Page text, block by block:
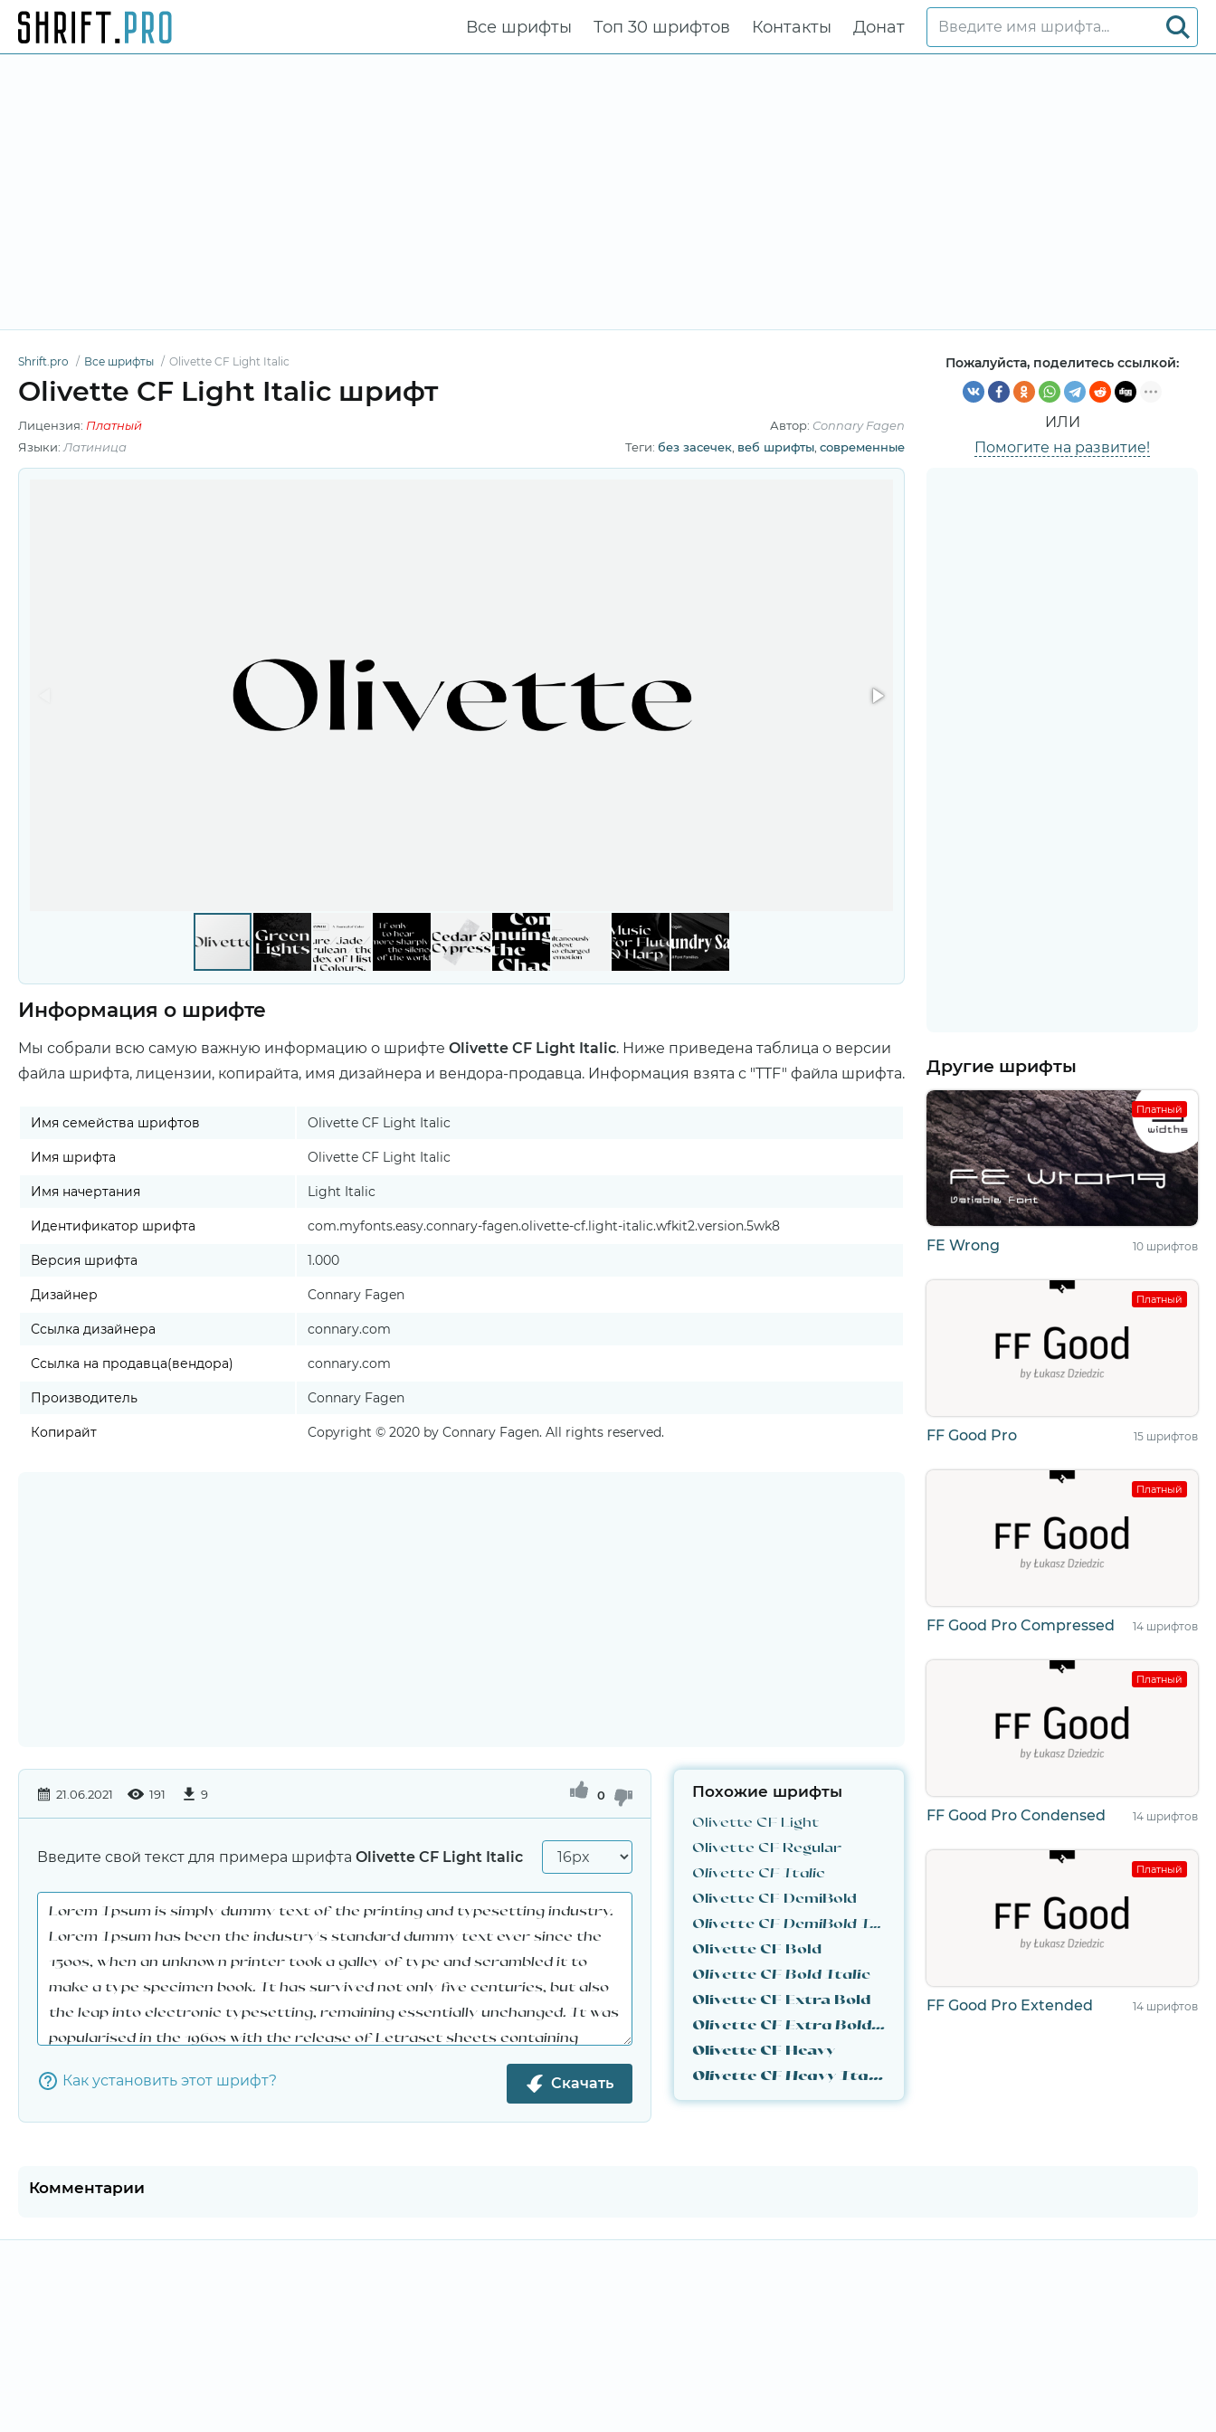
Все шрифты Топ 30 шрифтов Контакты Донат
Shrift.pro Все шрифты Olivette CF Light Italic
Olivette CF Light Italic шрифт
Лицензия: Платный Автор: Connary Fagen
Языки: Латиница Теги: без засечек веб шрифты современные
Пожалуйста, поделитесь ссылкой:
ИЛИ
Помогите на развитие!
Информация о шрифте
Мы собрали всю самую важную информацию о шрифте Olivette CF Light Italic. Ниже приведена таблица о версии
файла шрифта, лицензии, копирайта, имя дизайнера и вендора-продавца. Информация взята с "TTF" файла шрифта.
Имя семейства шрифтов Olivette CF Light Italic
Имя шрифта Olivette CF Light Italic
Имя начертания Light Italic
Идентификатор шрифта com.myfonts.easy.connary-fagen.olivette-cf.light-italic.wfkit2.version.5wk8
Версия шрифта 1.000
Дизайнер Connary Fagen
Ссылка дизайнера connary.com
Ссылка на продавца(вендора) connary.com
Производитель Connary Fagen
Копирайт Copyright © 2020 by Connary Fagen. All rights reserved.
21.06.2021 191 9 0
Введите свой текст для примера шрифта Olivette CF Light Italic
Как установить этот шрифт? Скачать
Похожие шрифты
Olivette CF Light
Olivette CF Regular
Olivette CF Italic
Olivette CF DemiBold
Olivette CF DemiBold Italic
Olivette CF Bold
Olivette CF Bold Italic
Olivette CF Extra Bold
Olivette CF Extra Bold Italic
Olivette CF Heavy
Olivette CF Heavy Italic
Другие шрифты
Платный
FE Wrong 10 шрифтов
Платный
FF Good Pro 15 шрифтов
Платный
FF Good Pro Compressed 14 шрифтов
Платный
FF Good Pro Condensed 14 шрифтов
Платный
FF Good Pro Extended 14 шрифтов
Комментарии